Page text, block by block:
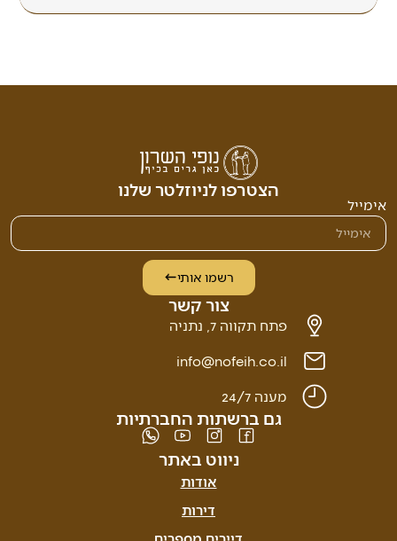
צור קשר
פתח תקווה 7, נתניה
info@nofeih.co.il
מענה 24/7
גם ברשתות החברתיות
הצטרפו לניוזלטר שלנו
אימייל
רשמו אותי
ניווט באתר
אודות
דירות